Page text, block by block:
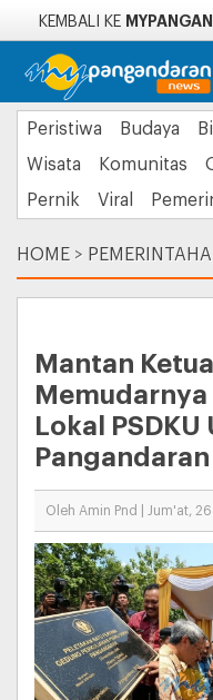
KEMBALI KE
Peristiwa Budaya
Wisata
Komunitas
Pernik
Viral
HOME >
Mantan
Lokal PSDKU
Pangandaran
Oleh Amin Pnd | Jum'at,